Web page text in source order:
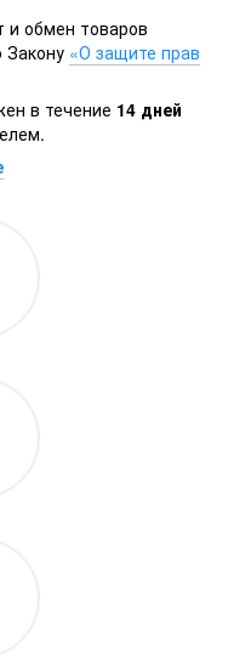
и обмен товаров
Закону «О защите прав
в течение 14 дней